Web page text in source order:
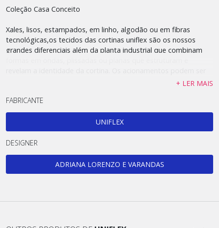
Coleção Casa Conceito
Xales, lisos, estampados, em linho, algodão ou em fibras
tecnológicas,os tecidos das cortinas uniflex são os nossos
grandes diferenciais além da planta industrial que combinam
manuais ou motorizados, com abertura central ou lateral. Você
+ LER MAIS
FABRICANTE
UNIFLEX
DESIGNER
ADRIANA LORENZO E VARANDAS